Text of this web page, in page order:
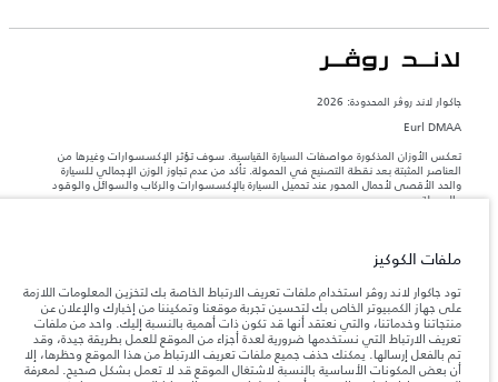
جاكوار لاند روڨر المحدودة: 2026
Eurl DMAA
تعكس الأوزان المذكورة مواصفات السيارة القياسية. سوف تؤثر الإكسسوارات وغيرها من
العناصر المثبتة بعد نقطة التصنيع في الحمولة. تأكد من عدم تجاوز الوزن الإجمالي للسيارة
والحد الأقصى لأحمال المحور عند تحميل السيارة بالإكسسوارات والركاب والسوائل والوقود
والحمولة.
المعلومات والمواصفات والأسعار والألوان المذكورة على هذا الموقع قد تختلف من بلد إلى
آخر، كما أنّها قد تتغير بدون إشعار مسبق. الرجاء التواصل مع وكيلنا المحلي للتأكد من توفّرها
ملاحظة مهمة حول الصور والمواصفات.إن النقص العالمي في أشباه الموصلات يؤثر حاليًا
في مواصفات تصميم السيارات وتوفر الخيارات وتوقيتات التصاميم. هذا ظرف ديناميكي
للغاية، ونتيجة لذلك، قد لا تمثّل الصور المستخدَمة ضمن موقع الويب حاليًا المواصفات الحالية
بالكامل بالنسبة إلى الميزات والخيارات والحلية ومجموعات الألوان. يرجى استشارة وكيلك الذي
سيتمكّن من تأكيد أي تقييدات حالية معك للسماح لك باتخاذ قرار مدروس
ملفات الكوكيز
تود جاكوار لاند روڤر استخدام ملفات تعريف الارتباط الخاصة بك لتخزين المعلومات اللازمة
على جهاز الكمبيوتر الخاص بك لتحسين تجربة موقعنا وتمكيننا من إخبارك والإعلان عن
منتجاتنا وخدماتنا، والتي نعتقد أنها قد تكون ذات أهمية بالنسبة إليك. واحد من ملفات
تعريف الارتباط التي نستخدمها ضرورية لعدة أجزاء من الموقع للعمل بطريقة جيدة، وقد
تم بالفعل إرسالها. يمكنك حذف جميع ملفات تعريف الارتباط من هذا الموقع وحظرها، إلا
أن بعض المكونات الأساسية بالنسبة لاشتغال الموقع قد لا تعمل بشكل صحيح. لمعرفة